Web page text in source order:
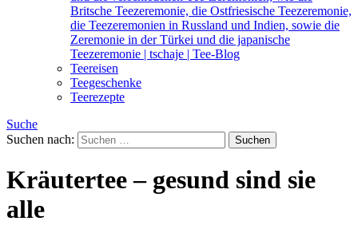
Britsche Teezeremonie, die Ostfriesische Teezeremonie,
die Teezeremonien in Russland und Indien, sowie die
Zeremonie in der Türkei und die japanische
Teezeremonie | tschaje | Tee-Blog
Teereisen
Teegeschenke
Teerezepte
Suche
Suchen nach:
Kräutertee – gesund sind sie
alle